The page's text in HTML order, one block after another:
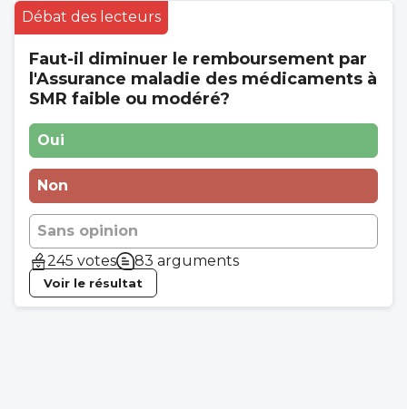
plus de polluants et de dérives dans les
produits alimentaires ce qui rend la
nutrition un sport de combat déjà pour
nous même...
Débat des lecteurs
Faut-il diminuer le remboursement par
l'Assurance maladie des médicaments à
SMR faible ou modéré?
Oui
Non
Sans opinion
245 votes
83 arguments
Voir le résultat